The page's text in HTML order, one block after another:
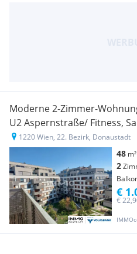
Moderne 2-Zimmer-
U2 Aspernstraße/ Fitness,
Gemeinschaftsraum im Haus
1220 Wien, 22. Bezirk, Donaustadt
48 m²
2
€
€